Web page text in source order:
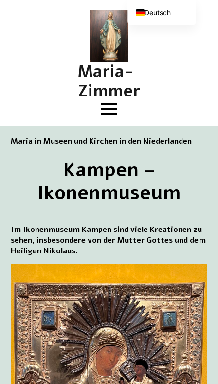
Maria-
Zimmer
Maria in Museen und Kirchen in den Niederlanden
Kampen –
Ikonenmuseum
Im Ikonenmuseum Kampen sind viele Kreationen zu
sehen, insbesondere von der Mutter Gottes und dem
Heiligen Nikolaus.
Deutsch